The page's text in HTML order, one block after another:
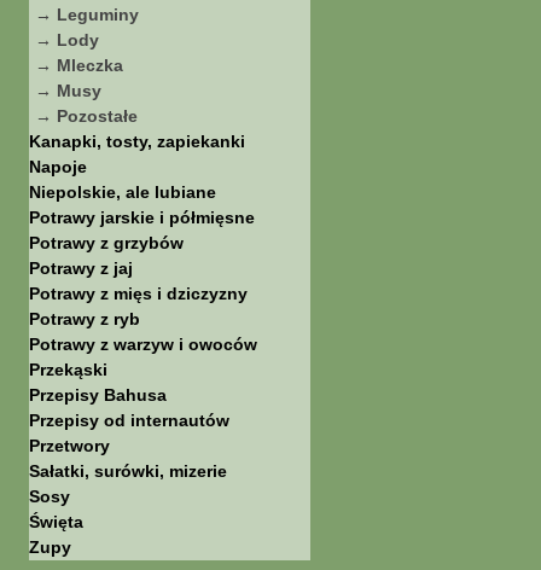
→ Leguminy
→ Lody
→ Mleczka
→ Musy
→ Pozostałe
Kanapki, tosty, zapiekanki
Napoje
Niepolskie, ale lubiane
Potrawy jarskie i półmięsne
Potrawy z grzybów
Potrawy z jaj
Potrawy z mięs i dziczyzny
Potrawy z ryb
Potrawy z warzyw i owoców
Przekąski
Przepisy Bahusa
Przepisy od internautów
Przetwory
Sałatki, surówki, mizerie
Sosy
Święta
Zupy